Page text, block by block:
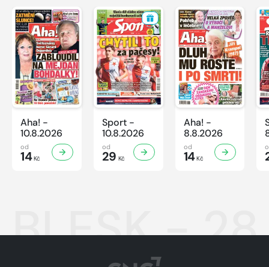
Aha! -
10.8.2026
od
14Kč
Sport -
10.8.2026
od
29 Kč
Aha! -
8.8.2026
od
14Kč
BLESK -